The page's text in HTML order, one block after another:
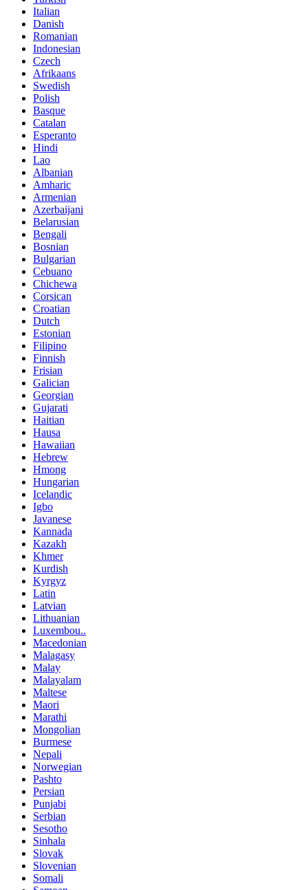
Italian
Danish
Romanian
Indonesian
Czech
Afrikaans
Swedish
Polish
Basque
Catalan
Esperanto
Hindi
Lao
Albanian
Amharic
Armenian
Azerbaijani
Belarusian
Bengali
Bosnian
Bulgarian
Cebuano
Chichewa
Corsican
Croatian
Dutch
Estonian
Filipino
Finnish
Frisian
Galician
Georgian
Gujarati
Haitian
Hausa
Hawaiian
Hebrew
Hmong
Hungarian
Icelandic
Igbo
Javanese
Kannada
Kazakh
Khmer
Kurdish
Kyrgyz
Latin
Latvian
Lithuanian
Luxembou..
Macedonian
Malagasy
Malay
Malayalam
Maltese
Maori
Marathi
Mongolian
Burmese
Nepali
Norwegian
Pashto
Persian
Punjabi
Serbian
Sesotho
Sinhala
Slovak
Slovenian
Somali